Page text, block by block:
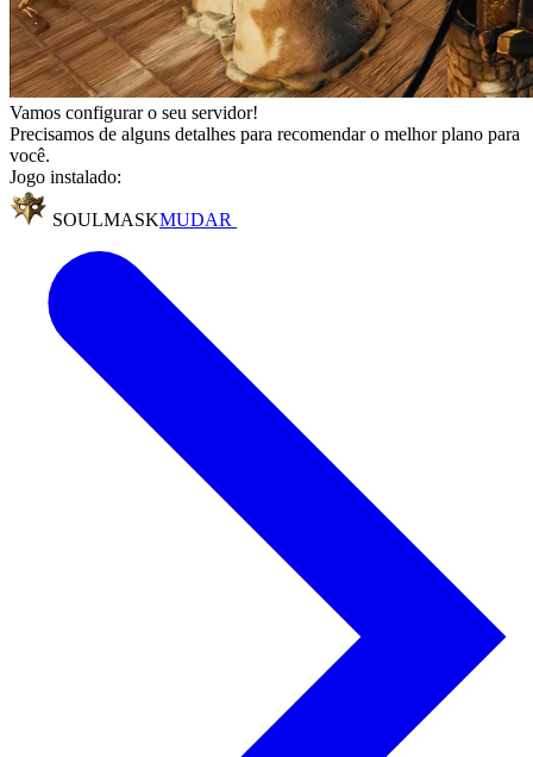
Vamos configurar o seu servidor!
Precisamos de alguns detalhes para recomendar o melhor plano para
você.
Jogo instalado:
SOULMASKMUDAR